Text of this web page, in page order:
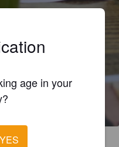
des Fagnes.
age in your
YES